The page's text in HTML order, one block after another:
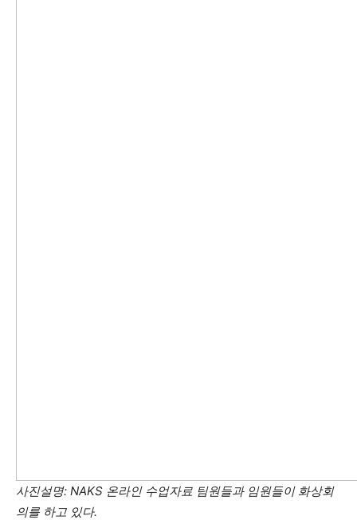
사진설명: NAKS 온라인 수업자료 팀원들과 임원들이 화상회
의를 하고 있다.